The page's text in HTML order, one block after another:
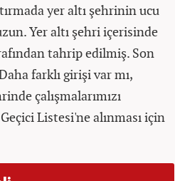
yer altı şehrinin ucu
Yer altı şehri içerisinde
tahrip edilmiş. Son
farklı girişi var mı,
çalışmalarımızı
Listesi'ne alınması için